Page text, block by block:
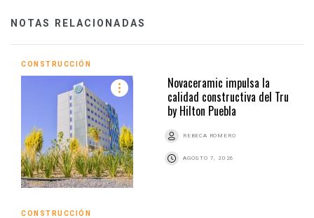
NOTAS RELACIONADAS
CONSTRUCCIÓN
Novaceramic impulsa la
calidad constructiva del Tru
by Hilton Puebla
REBECA ROMERO
AGOSTO 7, 2026
CONSTRUCCIÓN